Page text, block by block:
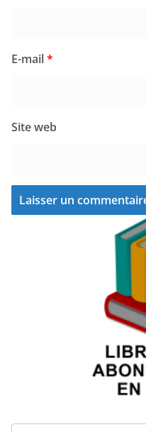
E-mail*
Site web